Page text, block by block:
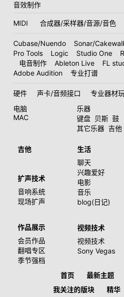
音效制作
MIDI 合成器/采样器/音源/音色
Cubase/Nuendo Sonar/
Pro Tools
Logic Studio One
电音制作
Ableton Live FL
Adobe Audition
专业打谱
硬件 声卡/音频接口
专业器材
电脑
MAC
乐器
键盘 贝斯 鼓
其它乐器 吉他
吉他
扩声技术
音响系统
现场扩声
作品展示
会员作品
翻唱专区
季节强档
生活
聊天
兴趣爱好
电影
音乐
blog(日记)
视频技术
视频技术
Sony Vegas
首页 最新主题
我关注的版块
精华